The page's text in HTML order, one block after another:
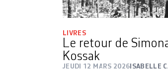
LIVRES
Le retour de
Kossak
JEUDI 12 MARS 2026 ISABELLE